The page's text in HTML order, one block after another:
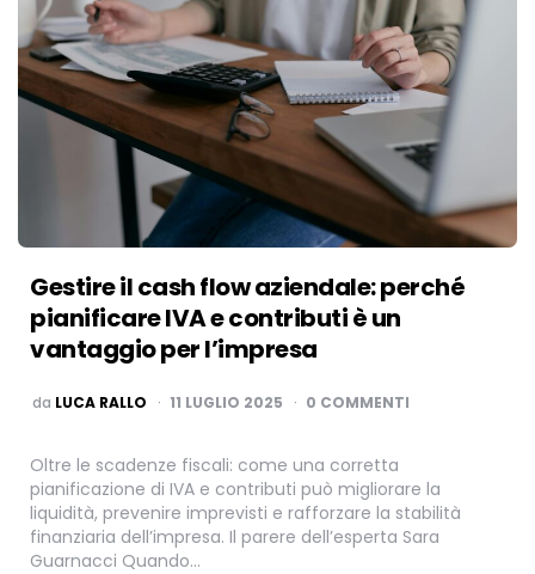
Gestire il cash flow aziendale: perché
pianificare IVA e contributi è un
vantaggio per l’impresa
PUBBLICATO
da LUCA RALLO 11 LUGLIO 2025 0 COMMENTI
Oltre le scadenze fiscali: come una corretta
pianificazione di IVA e contributi può migliorare la
liquidità, prevenire imprevisti e rafforzare la stabilità
finanziaria dell’impresa. Il parere dell’esperta Sara
Guarnacci Quando…